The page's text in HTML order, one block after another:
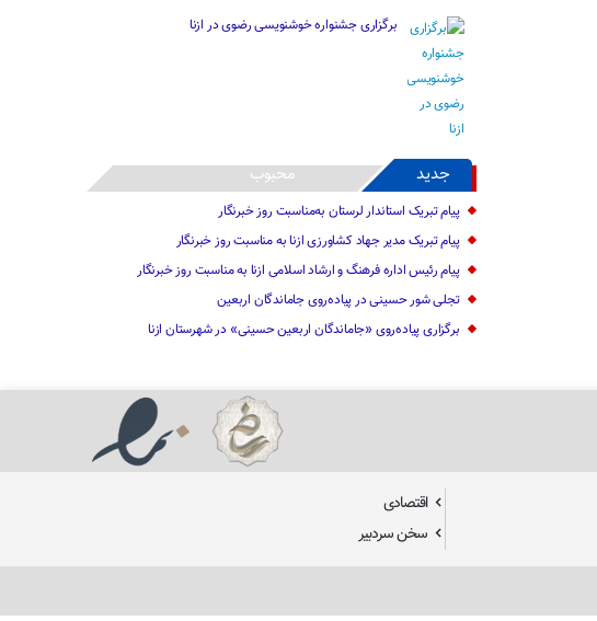
برگزاری جشنواره خوشنویسی رضوی در ازنا
جدید محبوب
پیام تبریک استاندار لرستان به‌مناسبت روز خبرنگار
پیام تبریک مدیر جهاد کشاورزی ازنا به مناسبت روز خبرنگار
پیام رئیس اداره فرهنگ و ارشاد اسلامی ازنا به مناسبت روز خبرنگار
تجلی شور حسینی در پیاده‌روی جاماندگان اربعین
برگزاری پیاده‌روی «جاماندگان اربعین حسینی» در شهرستان ازنا
اقتصادی
سخن سردبیر